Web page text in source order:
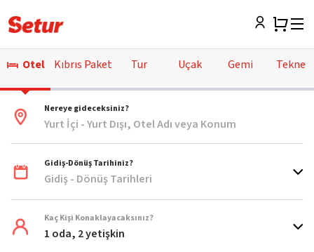
Otel Kıbrıs Paket Tur Uçak Gemi Tekne
Nereye gideceksiniz?
Yurt İçi - Yurt Dışı, Otel Adı veya Konum
Gidiş-Dönüş Tarihiniz?
Gidiş - Dönüş Tarihleri
Kaç Kişi Konaklayacaksınız?
1 oda, 2 yetişkin